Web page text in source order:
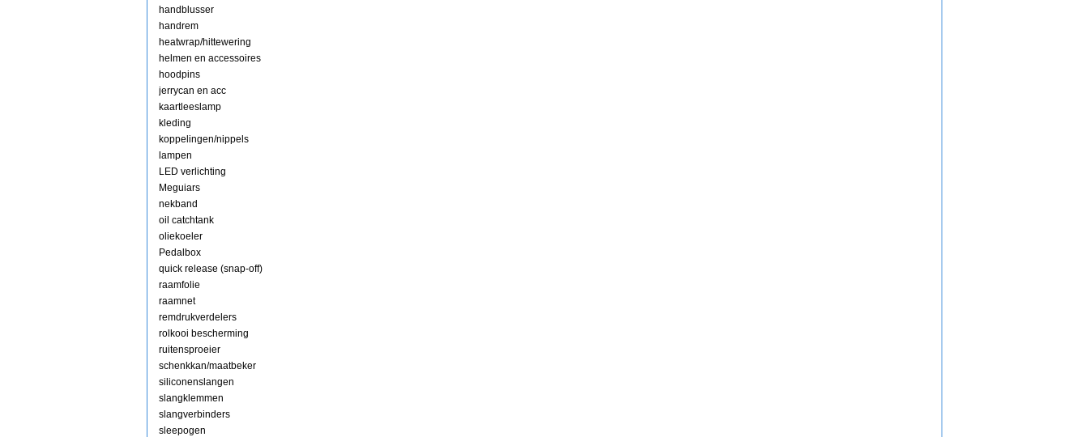
handblusser
handrem
heatwrap/hittewering
helmen en accessoires
hoodpins
jerrycan en acc
kaartleeslamp
kleding
koppelingen/nippels
lampen
LED verlichting
Meguiars
nekband
oil catchtank
oliekoeler
Pedalbox
quick release (snap-off)
raamfolie
raamnet
remdrukverdelers
rolkooi bescherming
ruitensproeier
schenkkan/maatbeker
siliconenslangen
slangklemmen
slangverbinders
sleepogen